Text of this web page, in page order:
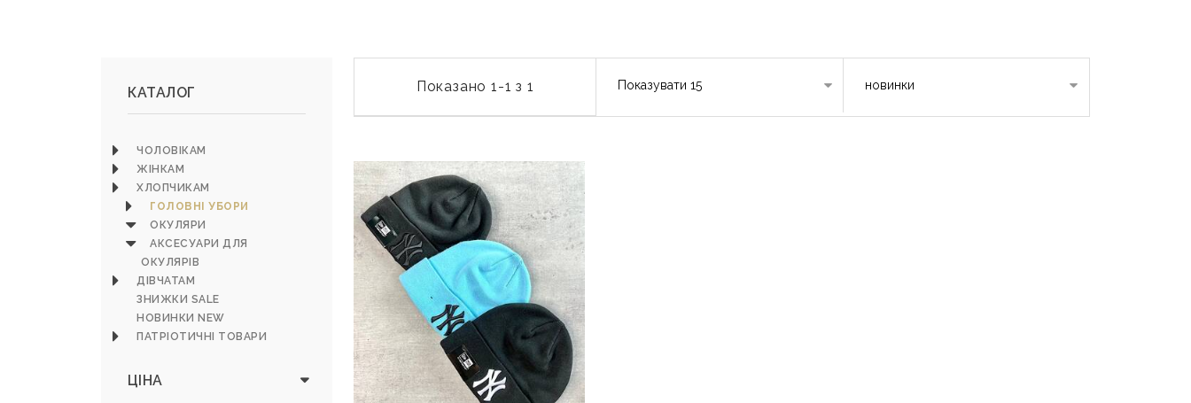
КАТАЛОГ
ЧОЛОВІКАМ
ЖІНКАМ
ХЛОПЧИКАМ
ГОЛОВНІ УБОРИ
ОКУЛЯРИ
АКСЕСУАРИ ДЛЯ
ОКУЛЯРІВ
ДІВЧАТАМ
ЗНИЖКИ SALE
НОВИНКИ NEW
ПАТРІОТИЧНІ ТОВАРИ
ЦІНА
Показано 1-1 з 1